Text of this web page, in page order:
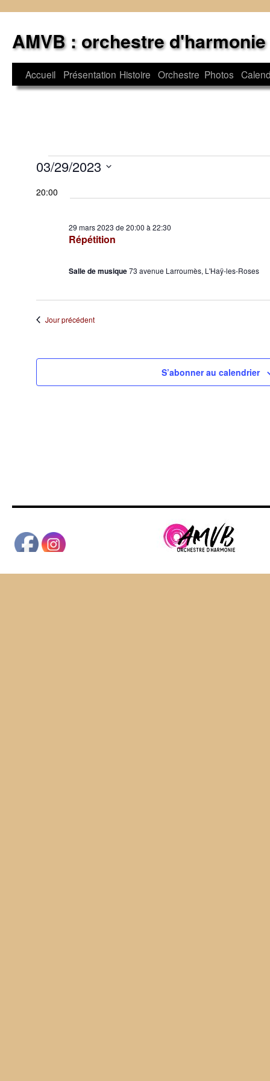
contenu
AMVB : orchestre d'harmonie
Accueil Présentation Histoire Orchestre Photos
Évènements
for
03/29/2023
une
20:00
Répétition
29 mars 2023 de 20:00 à 22:30
Salle de musique73 avenue Larroumès, L'Haÿ-les-Roses
Jour précédent
S’abonner au calendrier